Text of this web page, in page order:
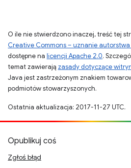
O ile nie stwierdzono inaczej, treść tej
Creative Commons – uznanie autorstwa
dostępne na licencji Apache 2.0.
temat zawierają zasady dotyczące
Java jest zastrzeżonym znakiem
podmiotów stowarzyszonych.
Ostatnia aktualizacja: 2017-11-27 UTC.
Opublikuj coś
Zgłoś błąd